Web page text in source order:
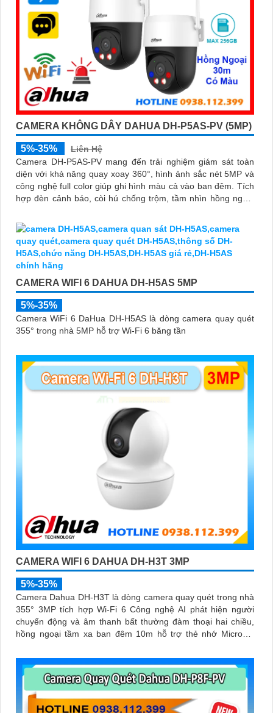
CAMERA KHÔNG DÂY DAHUA DH-P5AS-PV (5MP)
5%-35%
Liên Hệ
Camera DH-P5AS-PV mang đến trải nghiệm giám sát toàn
diện với khả năng quay xoay 360°, hình ảnh sắc nét 5MP và
công nghệ full color giúp ghi hình màu cả vào ban đêm. Tích
hợp đèn cảnh báo, còi hú chống trộm, tầm nhìn hồng ngoại
camera hoạt động ổn định trong mọi điều kiện
CAMERA WIFI 6 DAHUA DH-H5AS 5MP
5%-35%
Camera WiFi 6 DaHua DH-H5AS là dòng camera quay quét
355° trong nhà 5MP hỗ trợ Wi-Fi 6 băng tần
CAMERA WIFI 6 DAHUA DH-H3T 3MP
5%-35%
Camera Dahua DH-H3T là dòng camera quay quét trong nhà
355° 3MP tích hợp Wi-Fi 6 Công nghệ AI phát hiện người
chuyển động và âm thanh bất thường đàm thoại hai chiều,
hồng ngoại tầm xa ban đêm 10m hỗ trợ thẻ nhớ MicroSD